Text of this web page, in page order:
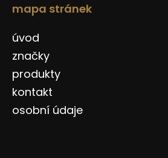
mapa stránek
úvod
značky
produkty
kontakt
osobní údaje